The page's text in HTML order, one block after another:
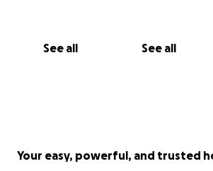
See all See all
Jeder einzelne Euro ist willkommen
Your easy, powerful, and trusted